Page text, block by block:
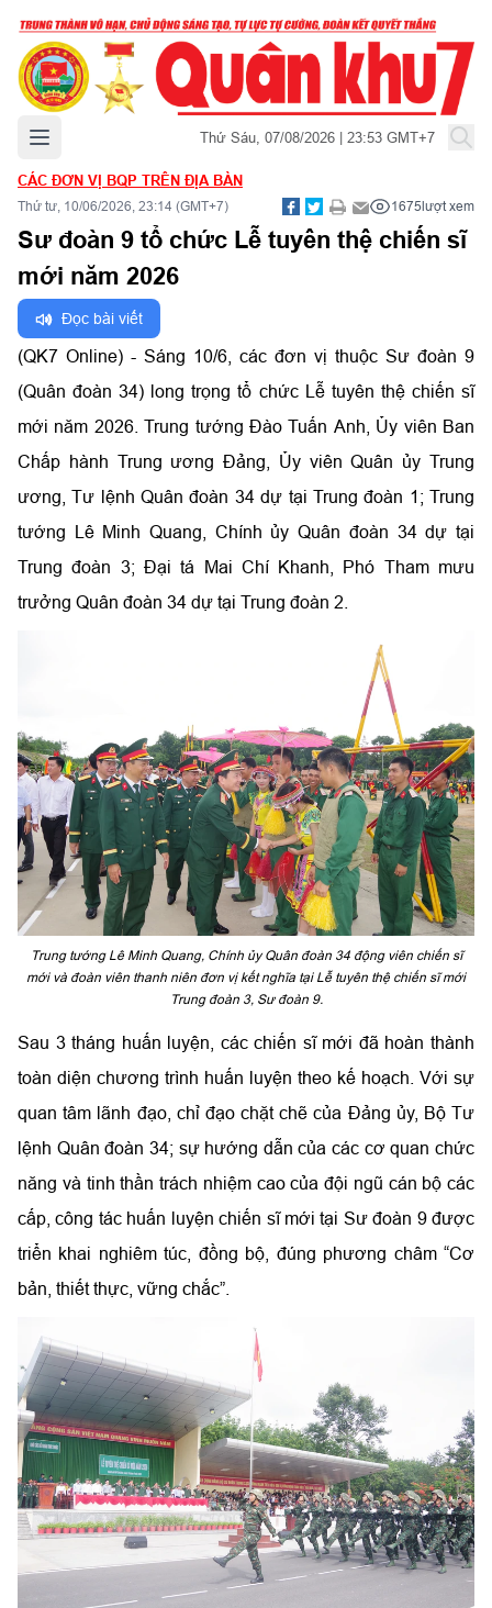
Mở menu chính Thứ Sáu, 07/08/2026 | 23:53 GMT+7
CÁC ĐƠN VỊ BQP TRÊN ĐỊA BÀN
Thứ tư, 10/06/2026, 23:14 (GMT+7) 1675lượt xem
Sư đoàn 9 tổ chức Lễ tuyên thệ chiến sĩ
mới năm 2026
Đọc bài viết
(QK7 Online) - Sáng 10/6, các đơn vị thuộc Sư đoàn 9
(Quân đoàn 34) long trọng tổ chức Lễ tuyên thệ chiến sĩ
mới năm 2026. Trung tướng Đào Tuấn Anh, Ủy viên Ban
Chấp hành Trung ương Đảng, Ủy viên Quân ủy Trung
ương, Tư lệnh Quân đoàn 34 dự tại Trung đoàn 1; Trung
tướng Lê Minh Quang, Chính ủy Quân đoàn 34 dự tại
Trung đoàn 3; Đại tá Mai Chí Khanh, Phó Tham mưu
trưởng Quân đoàn 34 dự tại Trung đoàn 2.
Trung tướng Lê Minh Quang, Chính ủy Quân đoàn 34 động viên chiến sĩ
mới và đoàn viên thanh niên đơn vị kết nghĩa tại Lễ tuyên thệ chiến sĩ mới
Trung đoàn 3, Sư đoàn 9.
Sau 3 tháng huấn luyện, các chiến sĩ mới đã hoàn thành
toàn diện chương trình huấn luyện theo kế hoạch. Với sự
quan tâm lãnh đạo, chỉ đạo chặt chẽ của Đảng ủy, Bộ Tư
lệnh Quân đoàn 34; sự hướng dẫn của các cơ quan chức
năng và tinh thần trách nhiệm cao của đội ngũ cán bộ các
cấp, công tác huấn luyện chiến sĩ mới tại Sư đoàn 9 được
triển khai nghiêm túc, đồng bộ, đúng phương châm “Cơ
bản, thiết thực, vững chắc”.